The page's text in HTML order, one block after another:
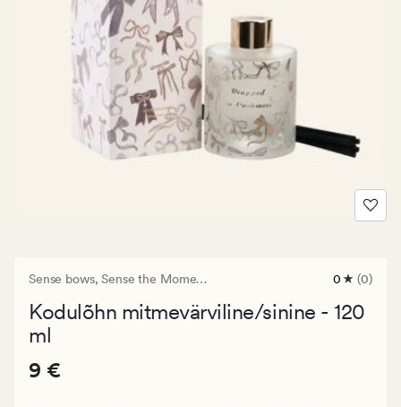
Sense bows,Sense the Moment
0
keskmise
0 (0)
Kodulõhn mitmevärviline/sinine - 120
ml
Pris_ee
Pris_ee
9 €